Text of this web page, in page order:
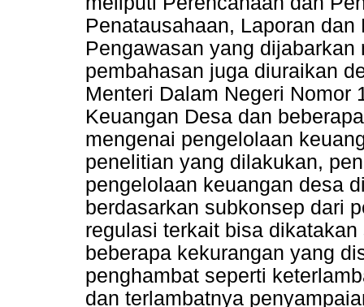
Penatausahaan, Laporan
Pengawasan yang
pembahasan juga diuraikan
Menteri Dalam Negeri Nomor
Keuangan Desa dan
mengenai pengelolaan
penelitian yang dilakukan,
pengelolaan keuangan desa
berdasarkan subkonsep dari
regulasi terkait bisa
beberapa kekurangan yang
penghambat seperti
dan terlambatnya